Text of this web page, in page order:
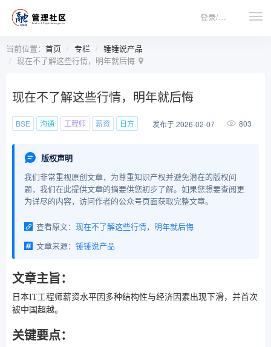
登录/注册
当前位置： 首页 专栏
锤锤说产品
现在不了解这些行情，明年就后悔
现在不了解这些行情，明年就后悔
BSE 沟通 工程师 薪资 日方 发布于 2026-02-07 803
版权声明
我们非常重视原创文章，为尊重知识产权并避免潜在的版权问
题，我们在此提供文章的摘要供您初步了解。如果您想要查阅更
为详尽的内容，访问作者的公众号页面获取完整文章。
查看原文： 现在不了解这些行情，明年就后悔
文章来源： 锤锤说产品
文章主旨：
日本IT工程师薪资水平因多种结构性与经济因素出现下滑，并首次
被中国超越。
关键要点：